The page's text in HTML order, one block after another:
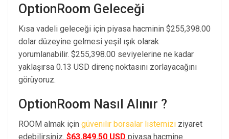
OptionRoom Geleceği
Kısa vadeli geleceği için piyasa hacminin $255,398.00
dolar düzeyine gelmesi yeşil ışık olarak
yorumlanabilir. $255,398.00 seviyelerine ne kadar
yaklaşırsa 0.13 USD direnç noktasını zorlayacağını
görüyoruz.
OptionRoom Nasıl Alınır ?
ROOM almak için güvenilir borsalar listemizi ziyaret
edebilirsiniz. $63,849.50 USD piyasa hacmine